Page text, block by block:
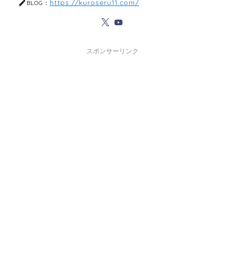
BLOG： https://kuroseru11.com/
スポンサーリンク